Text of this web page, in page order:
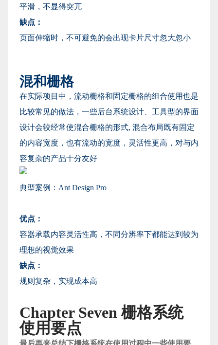
平滑，不显得突兀
缺点：
页面伸缩时，不可避免的会出现卡片尺寸忽大忽小
混和栅格
在实际项目中，流动栅格和固定栅格的组合使用也是
比较常见的做法，一些后台系统设计、工具型的界面
设计会较经常使混合栅格的形式, 混合布局既有固定
的内容宽度，也有流动的宽度，灵活性更高，对与内
容复杂的产品十分友好
典型案例：Ant Design Pro
优点：
容器承载内容灵活性高，不同分辨率下都能达到较为
理想的视觉效果
缺点：
规则复杂，实现成本高
Chapter Seven 栅格系统
使用要点
最后再来总结下栅格系统在使用过程中一些使用要